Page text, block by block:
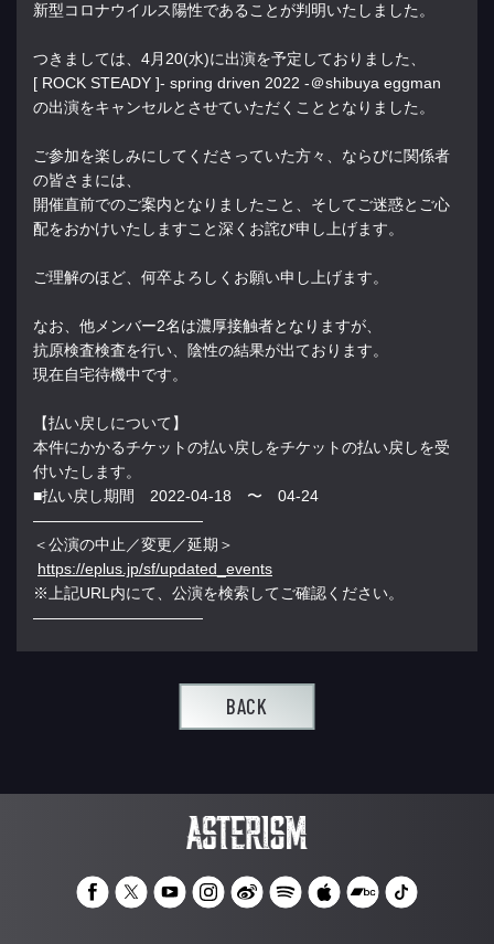
新型コロナウイルス陽性であることが判明いたしました。
つきましては、4月20(水)に出演を予定しておりました、
[ ROCK STEADY ]- spring driven 2022 -＠shibuya eggman
の出演をキャンセルとさせていただくこととなりました。
ご参加を楽しみにしてくださっていた方々、 ならびに関係者
の皆さまには、
開催直前でのご案内となりましたこと、 そしてご迷惑とご心
配をおかけいたしますこと深くお詫び申し上げます。
ご理解のほど、何卒よろしくお願い申し上げます。
なお、他メンバー2名は濃厚接触者となりますが、
抗原検査検査を行い、陰性の結果が出ております。
現在自宅待機中です。
【払い戻しについて】
本件にかかるチケットの払い戻しをチケットの払い戻しを受
付いたします。
■払い戻し期間 2022-04-18 〜 04-24
———————————
＜公演の中止／変更／延期＞
https://eplus.jp/sf/updated_events
※上記URL内にて、公演を検索してご確認ください。
———————————
BACK